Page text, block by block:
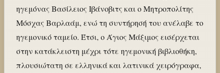
ηγεμόνας Βασίλειος Ιβάνοβιτς και ο Μητροπολίτης
Μόσχας Βαρλαάμ, ενώ τη συντήρησή του ανέλαβε το
ηγεμονικό ταμείο. Έτσι, ο Άγιος Μάξιμος εισέρχεται
στην κατάκλειστη μέχρι τότε ηγεμονική βιβλιοθήκη,
πλουσιώτατη σε ελληνικά και λατινικά χειρόγραφα,